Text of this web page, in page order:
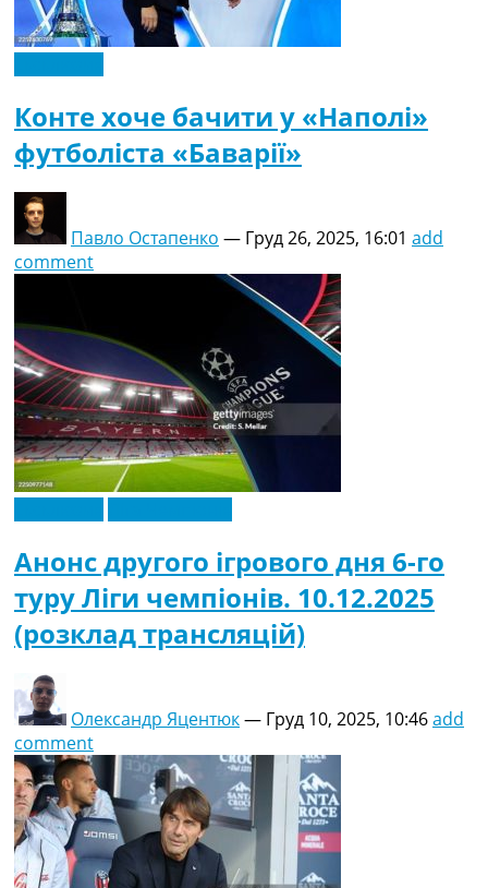
Конте хоче бачити у «Наполі»
футболіста «Баварії»
Павло Остапенко — Груд 26, 2025, 16:01 add
comment
Анонс другого ігрового дня 6-го
туру Ліги чемпіонів. 10.12.2025
(розклад трансляцій)
Олександр Яцентюк— Груд 10, 2025, 10:46add
comment